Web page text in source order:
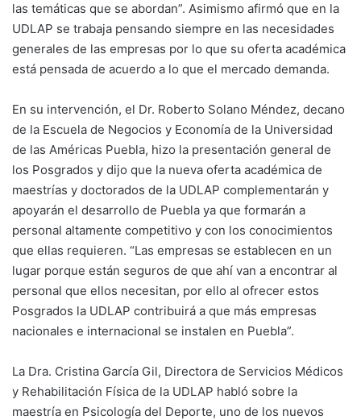
las temáticas que se abordan”. Asimismo afirmó que en la
UDLAP se trabaja pensando siempre en las necesidades
generales de las empresas por lo que su oferta académica
está pensada de acuerdo a lo que el mercado demanda.
En su intervención, el Dr. Roberto Solano Méndez, decano
de la Escuela de Negocios y Economía de la Universidad
de las Américas Puebla, hizo la presentación general de
los Posgrados y dijo que la nueva oferta académica de
maestrías y doctorados de la UDLAP complementarán y
apoyarán el desarrollo de Puebla ya que formarán a
personal altamente competitivo y con los conocimientos
que ellas requieren. “Las empresas se establecen en un
lugar porque están seguros de que ahí van a encontrar al
personal que ellos necesitan, por ello al ofrecer estos
Posgrados la UDLAP contribuirá a que más empresas
nacionales e internacional se instalen en Puebla”.
La Dra. Cristina García Gil, Directora de Servicios Médicos
y Rehabilitación Física de la UDLAP habló sobre la
maestría en Psicología del Deporte, uno de los nuevos